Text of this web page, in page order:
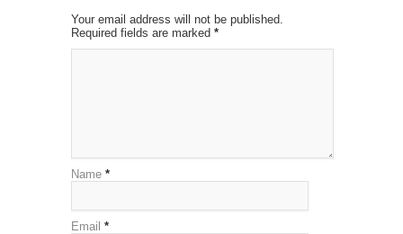
Your email address will not be published.
Required fields are marked *
Name *
Email *